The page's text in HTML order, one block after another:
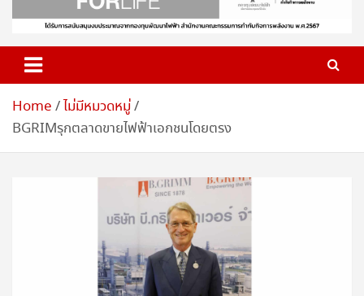
Home ไม่มีหมวดหมู่
BGRIMรุกตลาดขายไฟฟ้าเอกชนโดยตรง